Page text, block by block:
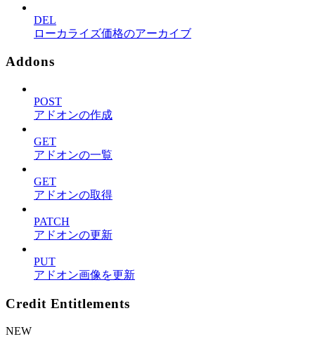
DEL
ローカライズ価格のアーカイブ
Addons
POST
アドオンの作成
GET
アドオンの一覧
GET
アドオンの取得
PATCH
アドオンの更新
PUT
アドオン画像を更新
Credit Entitlements
NEW